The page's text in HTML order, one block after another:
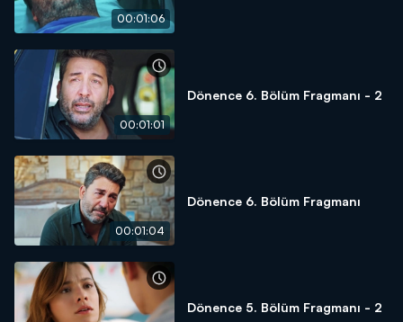
00:01:06
00:01:01
Dönence 6. Bölüm Fragmanı - 2
00:01:04
Dönence 6. Bölüm Fragmanı
Dönence 5. Bölüm Fragmanı - 2